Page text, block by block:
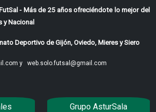
- Más de 25 años ofreciéndote lo mejor del
y Nacional
Deportivo de Gijón, Oviedo, Mieres y Siero
y web.solo.futsal@gmail.com
Grupo AsturSala